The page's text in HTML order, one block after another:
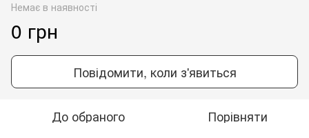
Немає в наявності
0 грн
Повідомити, коли з'явиться
До обраного Порівняти